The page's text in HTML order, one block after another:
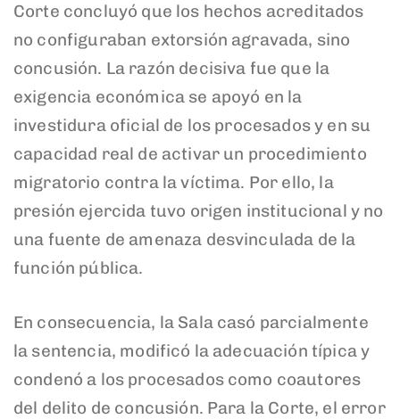
Corte concluyó que los hechos acreditados
no configuraban extorsión agravada, sino
concusión. La razón decisiva fue que la
exigencia económica se apoyó en la
investidura oficial de los procesados y en su
capacidad real de activar un procedimiento
migratorio contra la víctima. Por ello, la
presión ejercida tuvo origen institucional y no
una fuente de amenaza desvinculada de la
función pública.
En consecuencia, la Sala casó parcialmente
la sentencia, modificó la adecuación típica y
condenó a los procesados como coautores
del delito de concusión. Para la Corte, el error